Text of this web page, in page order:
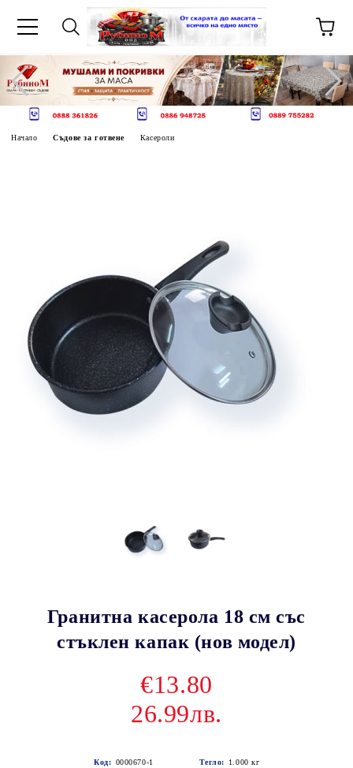
Начало Съдове за готвене Касероли
Гранитна касерола 18 см със
стъклен капак (нов модел)
€13.80
26.99лв.
Код: 0000670-1 Тегло: 1.000 кг